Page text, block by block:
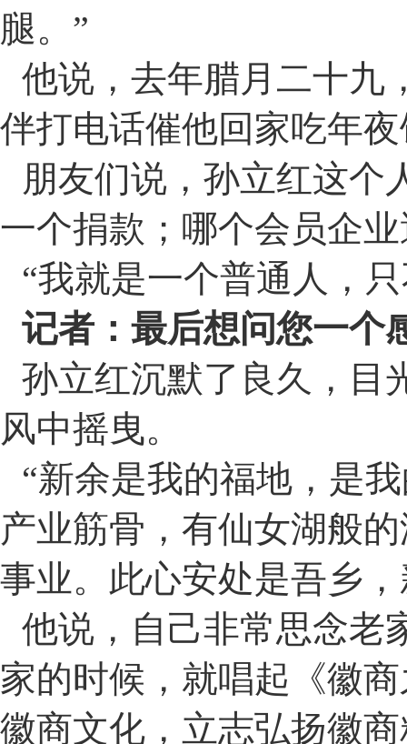
腿。 ”
他说，去年腊月二十九
伴打电话催他回家吃年
朋友们说，孙立红这个
一个捐款；哪个会员企
“我就是一个普通人，
记者：最后想问您一个
孙立红沉默了良久，目
风中摇曳。
“新余是我的福地，是
产业筋骨，有仙女湖般
事业。此心安处是吾乡
他说，自己非常思念老
家的时候，就唱起《徽
徽商文化，立志弘扬徽